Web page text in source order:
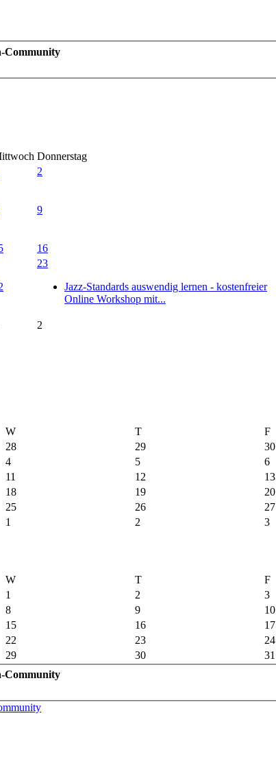
Community
Donnerstag
2
9
16
23
Jazz-Standards auswendig lernen - kostenfreier
Online Workshop mit...
2
W T F
28 29 30
4 5 6
11 12 13
18 19 20
25 26 27
1 2 3
W T F
1 2 3
8 9 10
15 16 17
22 23 24
29 30 31
Community